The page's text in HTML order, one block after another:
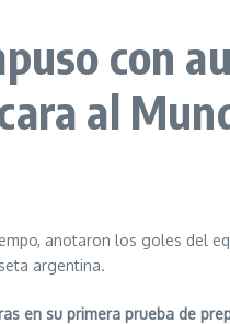
con
al
anotaron los goles del
argentina.
en su primera prueba de